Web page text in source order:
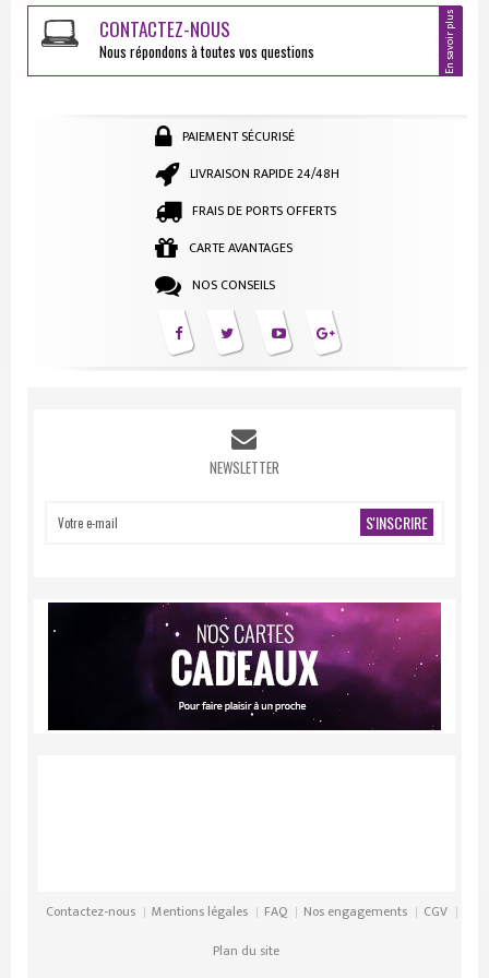
CONTACTEZ-NOUS
Nous répondons à toutes vos questions En savoir plus
PAIEMENT SÉCURISÉ
LIVRAISON RAPIDE 24/48H
FRAIS DE PORTS OFFERTS
CARTE AVANTAGES
NOS CONSEILS
NEWSLETTER
S'INSCRIRE
Contactez-nous Mentions légales FAQ Nos engagements
CGV
Plan du site